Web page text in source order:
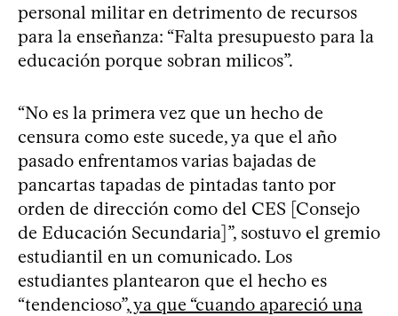
personal militar en detrimento de recursos
para la enseñanza: “Falta presupuesto para la
educación porque sobran milicos”.
“No es la primera vez que un hecho de
censura como este sucede, ya que el año
pasado enfrentamos varias bajadas de
pancartas tapadas de pintadas tanto por
orden de dirección como del CES [Consejo
de Educación Secundaria]”, sostuvo el gremio
estudiantil en un comunicado. Los
estudiantes plantearon que el hecho es
“tendencioso”,ya que “cuando apareció una